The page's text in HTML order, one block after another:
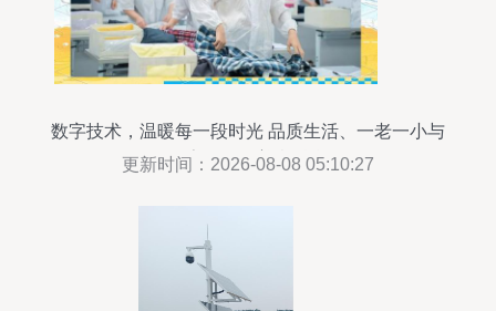
数字技术，温暖每一段时光 品质生活、一老一小与
数字服务的善意融合
更新时间：2026-08-08 05:10:27